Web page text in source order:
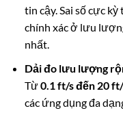
tin cậy. Sai số cực kỳ
chính xác ở lưu
nhất.
Dải đo lưu lượng
Từ0.1 ft/s đến 20
các ứng dụng đa